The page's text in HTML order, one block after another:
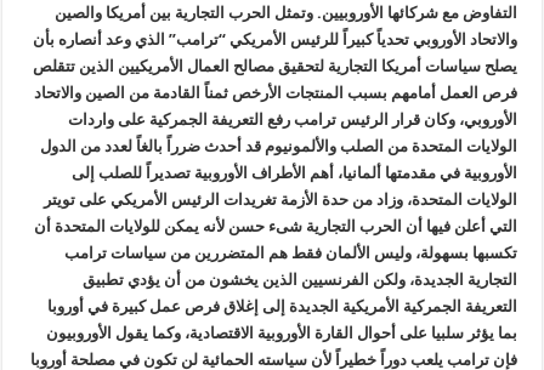
التفاوض مع شركائها الأوروبيين. وتمثل الحرب التجارية بين أمريكا والصين
والاتحاد الأوروبي تحدياً كبيراً للرئيس الأمريكي “ترامب” الذي وعد أنصاره بأن
يصلح سياسات أمريكا التجارية لتحقيق مصالح العمال الأمريكيين الذين تتقلص
فرص العمل أمامهم بسبب المنتجات الأرخص ثمناً القادمة من الصين والاتحاد
الأوروبي، وكان قرار الرئيس ترامب رفع التعريفة الجمركية على واردات
الولايات المتحدة من الصلب والألمونيوم قد أحدث ضرراً بالغاً لعدد من الدول
الأوروبية في مقدمتها ألمانيا، أهم الأطراف الأوروبية تصديراً للصلب إلى
الولايات المتحدة، وزاد من حدة الأزمة تغريدات الرئيس الأمريكي على تويتر
التي أعلن فيها أن الحرب التجارية شىء حسن لأنه يمكن للولايات المتحدة أن
تكسبها بسهولة، وليس الألمان فقط هم المتضررين من سياسات ترامب
التجارية الجديدة، ولكن الفرنسيين الذين يخشون من أن يؤدي تطبيق
التعريفة الجمركية الأمريكية الجديدة إلى إغلاق فرص عمل كبيرة في أوروبا
بما يؤثر سلبيا على أحوال القارة الأوروبية الاقتصادية، وكما يقول الأوروبيون
فإن ترامب يلعب دوراً خطيراً لأن سياسته الحمائية لن تكون في مصلحة أوروبا